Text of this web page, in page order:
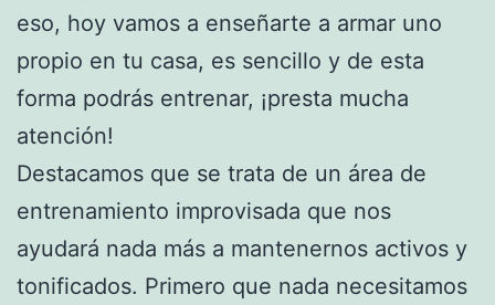
eso, hoy vamos a enseñarte a armar uno
propio en tu casa, es sencillo y de esta
forma podrás entrenar, ¡presta mucha
atención!
Destacamos que se trata de un área de
entrenamiento improvisada que nos
ayudará nada más a mantenernos activos y
tonificados. Primero que nada necesitamos